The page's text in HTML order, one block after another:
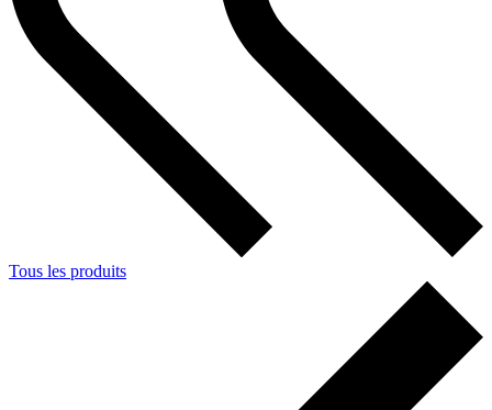
Tous les produits